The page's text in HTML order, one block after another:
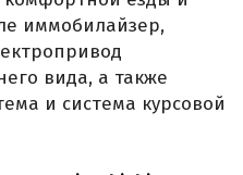
иммобилайзер,
вида, а также
и система курсовой